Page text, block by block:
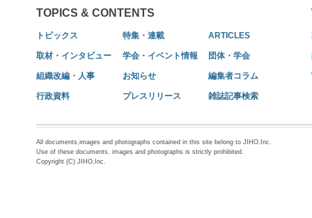
TOPICS & CONTENTS
トピックス 特集・連載 ARTICLES
取材・インタビュー 学会・イベント情報 団体・学会
組織改編・人事 お知らせ 編集者コラム
行政資料 プレスリリース 雑誌記事検索
All documents,images and photographs contained in this site belong to JIHO,Inc.
Use of these documents, images and photographs is strictly prohibited.
Copyright (C) JIHO,Inc.